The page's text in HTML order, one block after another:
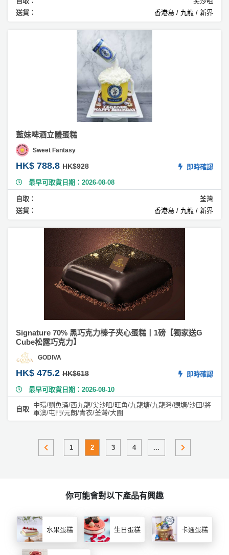
巴
蛋
糕
拿
破
崙
蛋
糕
送貨：
香港島 / 九龍 / 新界
藍妹啤酒立體蛋糕
Sweet Fantasy
HK$ 788.8 HK$928
即時確認
最早可取貨日期：2026-08-08
自取：
荃灣
送貨：
香港島 / 九龍 / 新界
Signature 70% 黑巧克力榛子夾心蛋糕丨1磅【獨家送G
Cube松露巧克力】
GODIVA
HK$ 475.2 HK$618
即時確認
最早可取貨日期：2026-08-10
自取 中環/鰂魚涌/西九龍/尖沙咀/旺角/九龍塘/九龍灣/觀塘/沙田/將
軍澳/屯門/元朗/青衣/荃灣/大圍
1 2 3 4 ...
你可能會對以下產品有興趣
水果蛋糕 生日蛋糕 卡通蛋糕